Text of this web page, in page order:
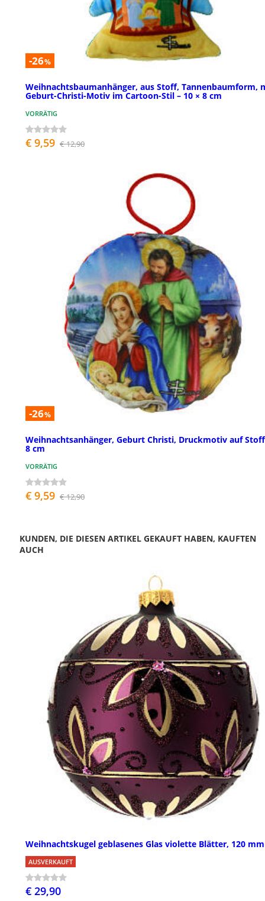
-26%
Weihnachtsbaumanhänger, aus Stoff, Tannenbaumform,
Geburt-Christi-Motiv im Cartoon-Stil – 10 × 8 cm
VORRÄTIG
€ 9,59 € 12,90
-26%
Weihnachtsanhänger, Geburt Christi, Druckmotiv auf
8 cm
VORRÄTIG
€ 9,59 € 12,90
KUNDEN, DIE DIESEN ARTIKEL GEKAUFT HABEN, KAUFTEN
AUCH
Weihnachtskugel geblasenes Glas violette Blätter, 120 mm
AUSVERKAUFT
€ 29,90